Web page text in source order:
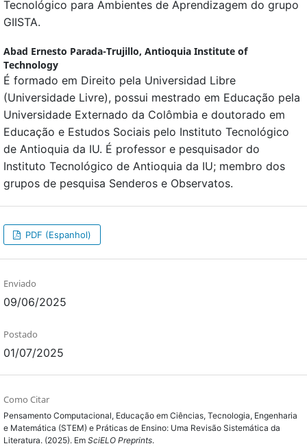
Tecnológico para Ambientes de Aprendizagem do grupo
GIISTA.
Abad Ernesto Parada-Trujillo, Antioquia Institute of
Technology
É formado em Direito pela Universidad Libre
(Universidade Livre), possui mestrado em Educação pela
Universidade Externado da Colômbia e doutorado em
Educação e Estudos Sociais pelo Instituto Tecnológico
de Antioquia da IU. É professor e pesquisador do
Instituto Tecnológico de Antioquia da IU; membro dos
grupos de pesquisa Senderos e Observatos.
PDF (Espanhol)
Enviado
09/06/2025
Postado
01/07/2025
Como Citar
Pensamento Computacional, Educação em Ciências, Tecnologia, Engenharia
e Matemática (STEM) e Práticas de Ensino: Uma Revisão Sistemática da
Literatura. (2025). Em SciELO Preprints.